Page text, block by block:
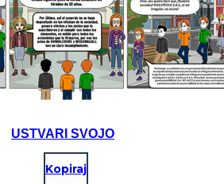
USTVARI SVOJO
Kopiraj